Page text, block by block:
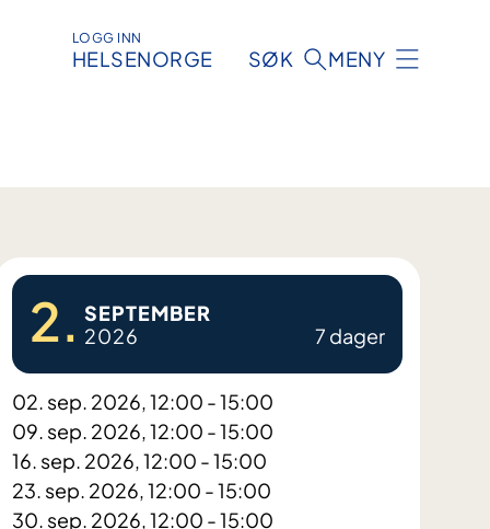
LOGG INN
HELSENORGE SØK MENY
2. SEPTEMBER
2026
7 dager
02. sep. 2026, 12:00 - 15:00
09. sep. 2026, 12:00 - 15:00
16. sep. 2026, 12:00 - 15:00
23. sep. 2026, 12:00 - 15:00
30. sep. 2026, 12:00 - 15:00